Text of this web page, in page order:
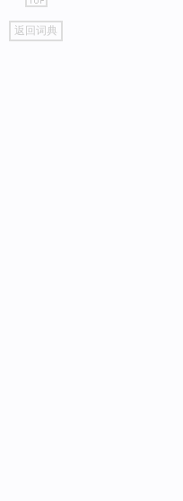
go
top
返回词典